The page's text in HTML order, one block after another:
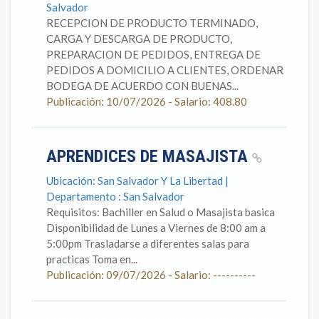
Salvador
RECEPCION DE PRODUCTO TERMINADO,
CARGA Y DESCARGA DE PRODUCTO,
PREPARACION DE PEDIDOS, ENTREGA DE
PEDIDOS A DOMICILIO A CLIENTES, ORDENAR
BODEGA DE ACUERDO CON BUENAS...
Publicación: 10/07/2026 - Salario: 408.80
APRENDICES DE MASAJISTA
Ubicación: San Salvador Y La Libertad |
Departamento : San Salvador
Requisitos: Bachiller en Salud o Masajista basica
Disponibilidad de Lunes a Viernes de 8:00 am a
5:00pm Trasladarse a diferentes salas para
practicas Toma en...
Publicación: 09/07/2026 - Salario: ----------